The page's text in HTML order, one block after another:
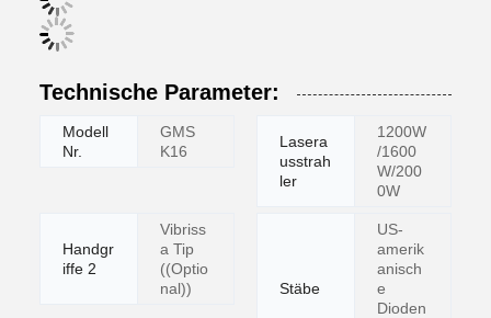
Technische Parameter:
Modell
Nr.
GMS
K16
Lasera
usstrah
ler
1200W
/1600
W/200
0W
Handgr
iffe 2
Vibriss
a Tip
((Optio
nal))
Stäbe
US-
amerik
anisch
e
Dioden